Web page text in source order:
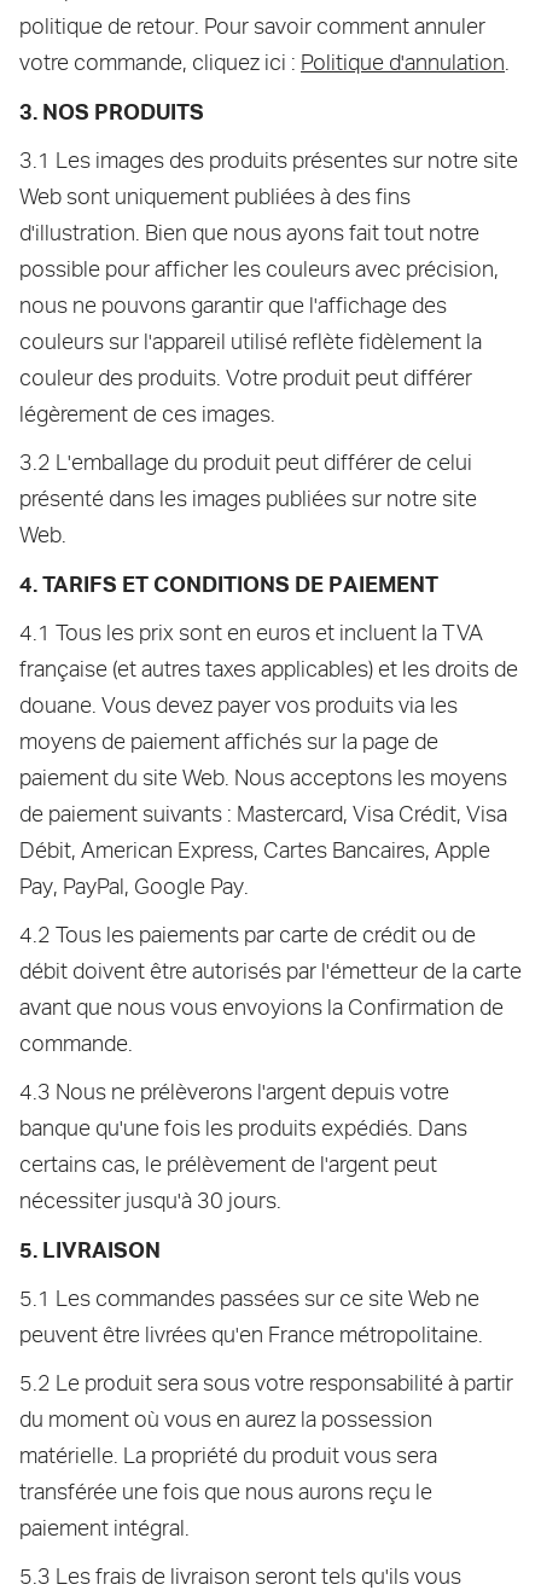
politique de retour. Pour savoir comment annuler
votre commande, cliquez ici : Politique d'annulation
3. NOS PRODUITS
3.1 Les images des produits présentes sur notre site
Web sont uniquement publiées à des fins
d'illustration. Bien que nous ayons fait tout notre
possible pour afficher les couleurs avec précision,
nous ne pouvons garantir que l'affichage des
couleurs sur l'appareil utilisé reflète fidèlement la
couleur des produits. Votre produit peut différer
légèrement de ces images.
3.2 L'emballage du produit peut différer de celui
présenté dans les images publiées sur notre site
Web.
4. TARIFS ET CONDITIONS DE PAIEMENT
4.1 Tous les prix sont en euros et incluent la TVA
française (et autres taxes applicables) et les droits de
douane. Vous devez payer vos produits via les
moyens de paiement affichés sur la page de
paiement du site Web. Nous acceptons les moyens
de paiement suivants : Mastercard, Visa Crédit, Visa
Débit, American Express, Cartes Bancaires, Apple
Pay, PayPal, Google Pay.
4.2 Tous les paiements par carte de crédit ou de
débit doivent être autorisés par l'émetteur de la carte
avant que nous vous envoyions la Confirmation de
commande.
4.3 Nous ne prélèverons l'argent depuis votre
banque qu'une fois les produits expédiés. Dans
certains cas, le prélèvement de l'argent peut
nécessiter jusqu'à 30 jours.
5. LIVRAISON
5.1 Les commandes passées sur ce site Web ne
peuvent être livrées qu'en France métropolitaine.
5.2 Le produit sera sous votre responsabilité à partir
du moment où vous en aurez la possession
matérielle. La propriété du produit vous sera
transférée une fois que nous aurons reçu le
paiement intégral.
5.3 Les frais de livraison seront tels qu'ils vous